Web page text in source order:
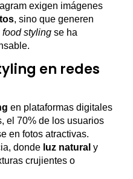
exigen imágenes
, sino que generen
food styling se ha
en redes
en plataformas digitales
el 70% de los usuarios
en fotos atractivas.
donde luz natural y
crujientes o